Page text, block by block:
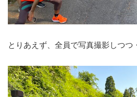
とりあえず、全員で写真撮影しつつ